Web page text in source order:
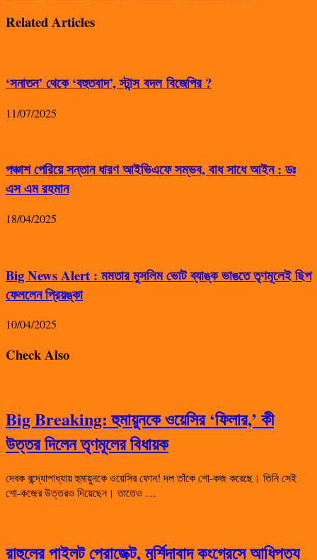
Related Articles
‘সনাতন’ থেকে ‘বহুতবাদ’, স্টান্স বদল বিজেপির ?
11/07/2025
পঞ্চাশ পেরিয়ে সন্তান ধারণ আইভিএফে সম্ভব, বাধ সাধে আইন : ডঃ
এস এম রহমান
18/04/2025
Big News Alert : মমতার মুসলিম ভোট ব্যাঙ্ক ভাঙতে তৃণমূলেই ছিপ
ফেললেন প্রিয়ঙ্কা
10/04/2025
Check Also
Big Breaking: হুমায়ুনকে ওয়েসির ‘ফিলার,’ কী
উত্তর দিলেন তৃণমূলের বিধায়ক
দেবক বন্দ্যোপাধ্যায় হুমায়ুনকে ওয়েসির ফোন! দল তাঁকে শো-কজ করেছে। তিনি সেই
শো-কজের উত্তরও দিয়েছেন। তাতেও …
রাহুলের পাইলট প্রোজেক্ট, মুর্শিদাবাদ কংগ্রেসে আধিপত্য